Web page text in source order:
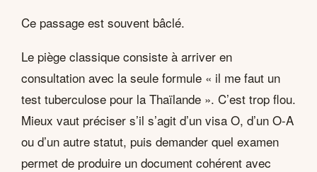
Ce passage est souvent bâclé.
Le piège classique consiste à arriver en
consultation avec la seule formule « il me faut un
test tuberculose pour la Thaïlande ». C’est trop flou.
Mieux vaut préciser s’il s’agit d’un visa O, d’un O-A
ou d’un autre statut, puis demander quel examen
permet de produire un document cohérent avec